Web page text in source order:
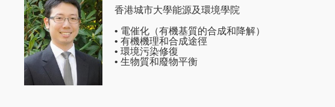
香港城市大學能源及環境學院
• 電催化（有機基質的合成和降解）
• 有機機理和合成途徑
• 環境污染修復
• 生物質和廢物平衡